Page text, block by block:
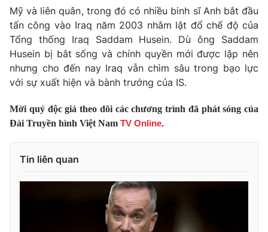
Hitech Công nghệ tương lai
Sản phẩm
Thị trường
Tư vấn
Giao lưu trực tuyến
Lịch phát sóng
Emagazine Podcast
Photo
Shorts video
VTV Thể thao
Mỹ và liên quân, trong đó có nhiều binh sĩ Anh bắt đầu
tấn công vào Iraq năm 2003 nhằm lật đổ chế độ của
Tổng thống Iraq Saddam Husein. Dù ông Saddam
Husein bị bắt sống và chính quyền mới được lập nên
nhưng cho đến nay Iraq vẫn chìm sâu trong bạo lực
với sự xuất hiện và bành trướng của IS.
Mời quý độc giả theo dõi các chương trình đã phát sóng của
Đài Truyền hình Việt Nam TV Online.
Tin liên quan